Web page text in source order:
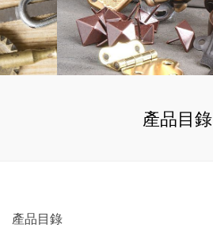
產品目錄
產品目錄